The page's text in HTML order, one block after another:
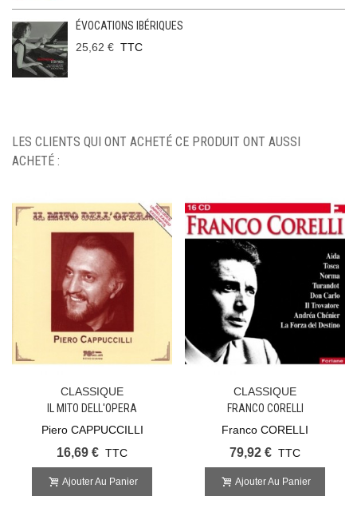
ÉVOCATIONS IBÉRIQUES
25,62 € TTC
LES CLIENTS QUI ONT ACHETÉ CE PRODUIT ONT AUSSI
ACHETÉ :
CLASSIQUE
IL MITO DELL'OPERA
Piero CAPPUCCILLI
16,69 € TTC
Ajouter Au Panier
CLASSIQUE
FRANCO CORELLI
Franco CORELLI
79,92 € TTC
Ajouter Au Panier